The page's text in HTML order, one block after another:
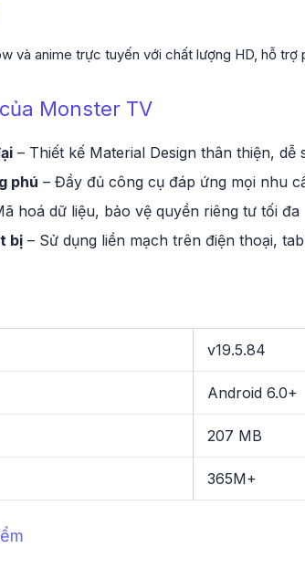
và anime trực tuyến với chất lượng HD, hỗ trợ
Monster TV
– Thiết kế Material Design thân thiện, dễ
phú – Đầy đủ công cụ đáp ứng mọi nhu
hoá dữ liệu, bảo vệ quyền riêng tư tối đa
bị – Sử dụng liền mạch trên điện thoại,
v19.5.84
Android 6.0+
207 MB
365M+